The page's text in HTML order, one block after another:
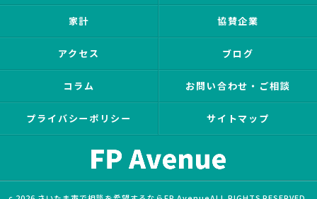
家計 協賛企業
アクセス ブログ
コラム お問い合わせ・ご相談
プライバシーポリシー サイトマップ